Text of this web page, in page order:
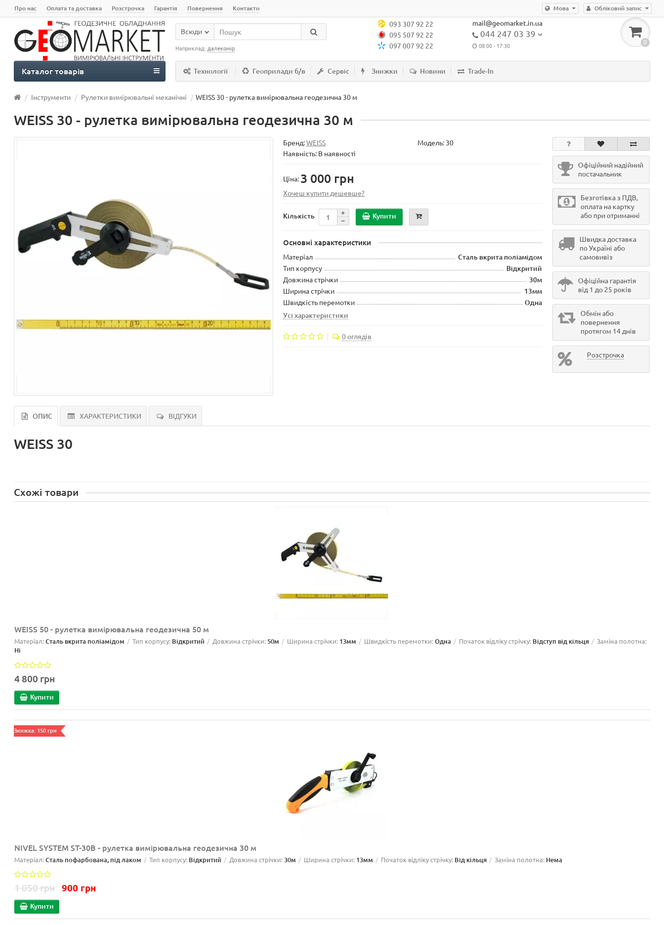
Обліковий запис
Мова
Про нас Оплата та доставка Розстрочка Гарантія Повернення Контакти
Всюди
Наприклад: далекомір
093 307 92 22
095 507 92 22
097 007 92 22
mail@geomarket.in.ua
044 247 03 39
08:00 - 17:30 0
Технології Геоприлади б/в Сервіс Знижки Новини Trade-In
Каталог товарів
Інструменти Рулетки вимірювальні механічні WEISS 30 - рулетка вимірювальна геодезична 30 м
WEISS 30 - рулетка вимірювальна геодезична 30 м
Бренд:WEISS Модель: 30
Наявність: В наявності
Ціна: 3 000 грн
Хочеш купити дешевше?
Кількість Купити
Основні характеристики
Матеріал Сталь вкрита поліамідом
Тип корпусу Відкритий
Довжина стрічки 30м
Ширина стрічки 13мм
Швидкість перемотки
Одна
Усі характеристики
0 оглядів
Офіційний надійний
постачальник
Безготівка з ПДВ,
оплата на картку
або при отриманні
Швидка доставка
по Україні або
самовивіз
Офіційна гарантія
від 1 до 25 років
Обмін або
повернення
протягом 14 днів
Розстрочка
ОПИС ХАРАКТЕРИСТИКИ ВІДГУКИ
WEISS 30
Схожі товари
WEISS 50 - рулетка вимірювальна геодезична 50 м
Матеріал: Сталь вкрита поліамідом Тип корпусу: Відкритий Довжина стрічки: 50м Ширина стрічки: 13мм Швидкість перемотки: Одна Початок відліку стрічку: Відступ від кільця Заміна полотна:
Ні
4 800 грн
Купити
Знижка: 150 грн
NIVEL SYSTEM ST-30B - рулетка вимірювальна геодезична 30 м
Матеріал: Сталь пофарбована, під лаком Тип корпусу: Відкритий Довжина стрічки: 30м Ширина стрічки: 13мм Початок відліку стрічку: Від кільця Заміна полотна: Нема
1 050 грн 900 грн
Купити